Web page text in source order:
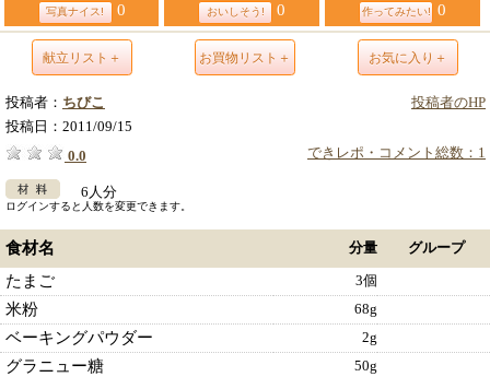
写真ナイス! 0 おいしそう! 0 作ってみたい! 0
献立リスト＋ お買物リスト＋ お気に入り＋
投稿者のHP
投稿者： ちびこ
投稿日： 2011/09/15
できレポ・コメント総数：1
0.0
6人分
ログインすると人数を変更できます。
食材名 分量 グループ
たまご 3個
米粉 68g
ベーキングパウダー 2g
グラニュー糖 50g